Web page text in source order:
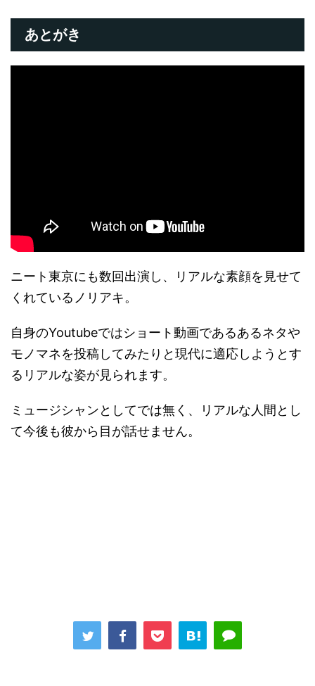
あとがき
ニート東京にも数回出演し、リアルな素顔を見せて
くれているノリアキ。
自身のYoutubeではショート動画であるあるネタや
モノマネを投稿してみたりと現代に適応しようとす
るリアルな姿が見られます。
ミュージシャンとしてでは無く、リアルな人間とし
て今後も彼から目が話せません。